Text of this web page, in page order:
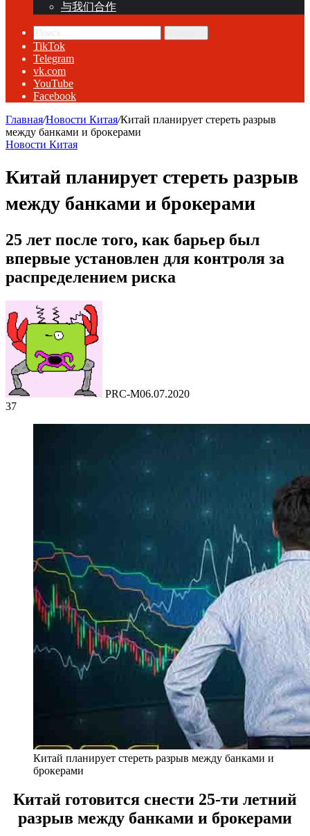
与我们合作
TikTok
Telegram
vk.com
YouTube
Facebook
Главная/Новости Китая/Китай планирует стереть разрыв
между банками и брокерами
Новости Китая
Китай планирует стереть разрыв
между банками и брокерами
25 лет после того, как барьер был
впервые установлен для контроля за
распределением риска
PRC-M06.07.2020
37
Китай планирует стереть разрыв между банками и
брокерами
Китай готовится снести 25-ти летний
разрыв между банками и брокерами